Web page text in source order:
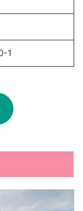
1